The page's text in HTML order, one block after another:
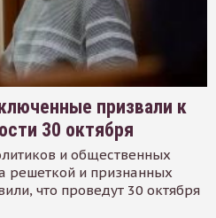
призвали к
30 октября
и общественных
решеткой и признанных
что проведут 30 октября